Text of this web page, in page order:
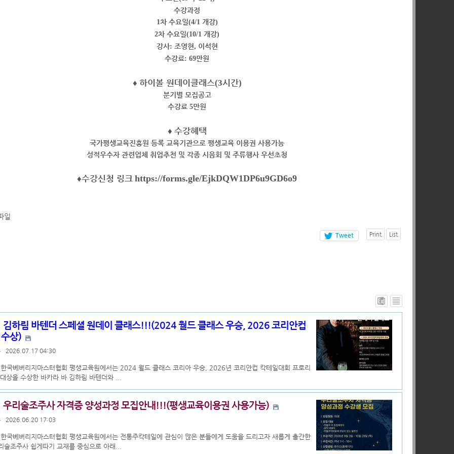
수강과정
1 차 수요일(4/1 개강)
2차 수요일(10/1 개강)
강사: 조영현 , 이석현
수강료: 69만원
♦ 하이볼 원데이클래스(3시간)
분기별 모집공고
수강료 5만원
♦ 수강혜택
국가평생교육진흥원 등록 교육기관으로 평생교육 이용권 사용가능
성적우수자 관련업체 취업추천 및 각종 시음회 및 주류행사 우선초청
♦수강신청 링크 https://forms.gle/EjkDQW1DP6u9GD6o9
일
Print List
Tweet
김하림 바텐더 스페셜 원데이 클래스!!!(2024 월드 클래스 우승, 2026 코리안컵
상)
2026.07.17 04:30
국베버리지마스터협회 평생교육원에서는 2024 월드 클래스 코리아 우승, 2026년 코리안컵 칵테일대회 프로리
상을 수상한 바카라 바 김하림 바텐더와 ...
우리술조주사 자격증 양성과정 모집안내!!!(평생교육이용권 사용가능)
2026.06.20 17:03
국베버리지마스터협회 평생교육원에서는 전통주칵테일에 관심이 많은 분들에게 도움을 드리고자 새롭게 출간한
술조주사 쉽게따기 교재를 중심으로 아래...